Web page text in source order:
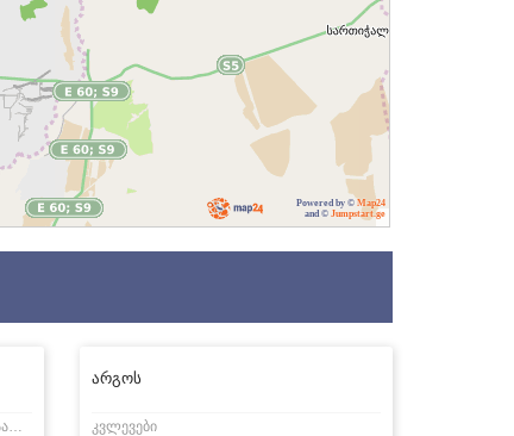
Powered by © Map24
and © Jumpstart.ge
უსაფრთხოების სისტემა, ხანძარსაწინააღმდეგო სისტემა
არგოს
კვლევები